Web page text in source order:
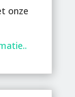
onze